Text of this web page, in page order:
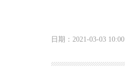
日期：2021-03-03 10:00